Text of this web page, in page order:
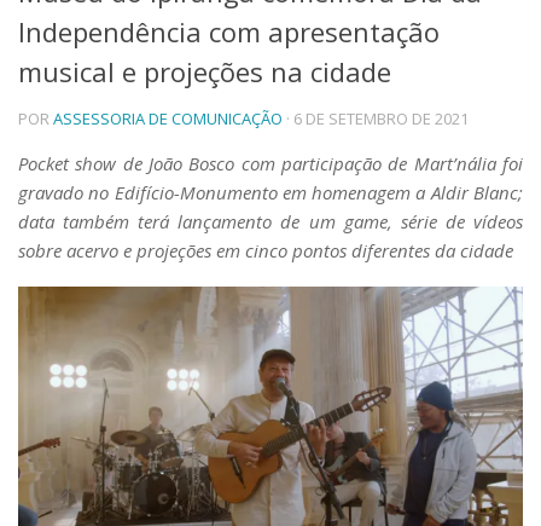
Telefones e Mapas
Pessoas
Ensino
Graduação
Educação a distância
Cursos de Extensão
Pesquisa e Inovação
Linhas de Pesquisa
Centros, Núcleos e Projetos em Rede
Pós-doutorado
Iniciação Científica
Transferência de Tecnologia
Empresas Juniores
Extensão à Comunidade
Projetos, Programas e Cursos
Artes, Cultura e Esportes
Museus e Espaços Interativos
Independência com apresentação
musical e projeções na cidade
PORASSESSORIA DE COMUNICAÇÃO · 6 DE SETEMBRO DE 2021
Pocket show de João Bosco com participação de Mart’nália foi
gravado no Edifício-Monumento em homenagem a Aldir Blanc;
data também terá lançamento de um game, série de vídeos
sobre acervo e projeções em cinco pontos diferentes da cidade